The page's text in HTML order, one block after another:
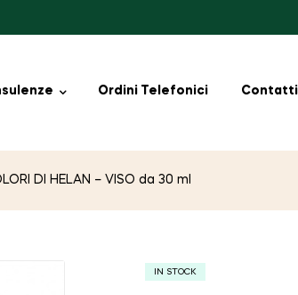
Ordini Telefonici Contatti
DI HELAN – VISO da 30 ml
IN STOCK